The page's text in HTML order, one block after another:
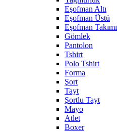
Eşofman Altı
Eşofman Üstü
Eşofman Takımı
Gömlek
Pantolon
Tshirt
Polo Tshirt
Forma
Şort
Tayt
Şortlu Tayt
Mayo
Atlet
Boxer